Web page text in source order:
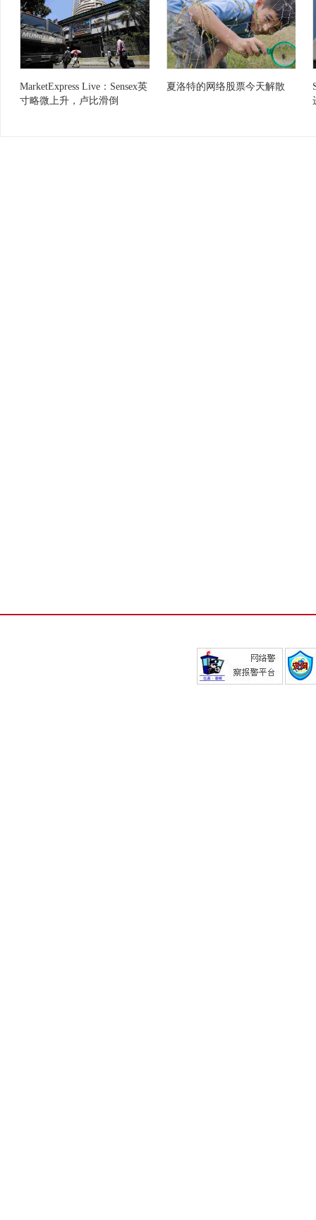
MarketExpress Live：Sensex英
寸略微上升，卢比滑倒
夏洛特的网络股票今天解散